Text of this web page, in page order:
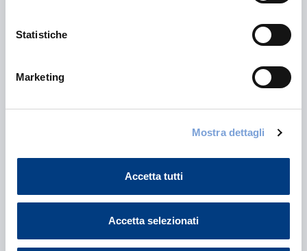
Statistiche
Marketing
Mostra dettagli
Accetta tutti
Accetta selezionati